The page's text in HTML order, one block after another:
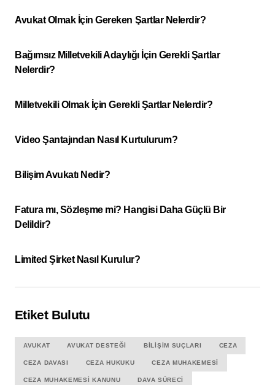
Avukat Olmak İçin Gereken Şartlar Nelerdir?
Bağımsız Milletvekili Adaylığı İçin Gerekli Şartlar
Nelerdir?
Milletvekili Olmak İçin Gerekli Şartlar Nelerdir?
Video Şantajından Nasıl Kurtulurum?
Bilişim Avukatı Nedir?
Fatura mı, Sözleşme mi? Hangisi Daha Güçlü Bir
Delildir?
Limited Şirket Nasıl Kurulur?
Etiket Bulutu
AVUKAT AVUKAT DESTEĞI BILIŞIM SUÇLARI CEZA
CEZA DAVASI CEZA HUKUKU CEZA MUHAKEMESI
CEZA MUHAKEMESI KANUNU DAVA SÜRECI